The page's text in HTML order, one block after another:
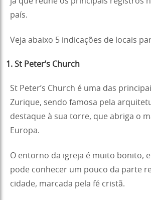
país.
Veja abaixo 5 indicações de locais
1. St Peter’s Church
St Peter’s Church é uma das
Zurique, sendo famosa pela
destaque à sua torre, que abriga o
Europa.
O entorno da igreja é muito bonito,
pode conhecer um pouco da parte
cidade, marcada pela fé cristã.